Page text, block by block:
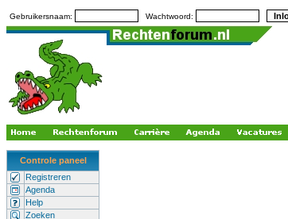
Gebruikersnaam: Wachtwoord:
Controle paneel
Registreren
Agenda
Help
Zoeken